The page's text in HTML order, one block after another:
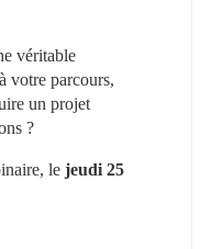
véritable
votre parcours,
un projet
?
le jeudi 25